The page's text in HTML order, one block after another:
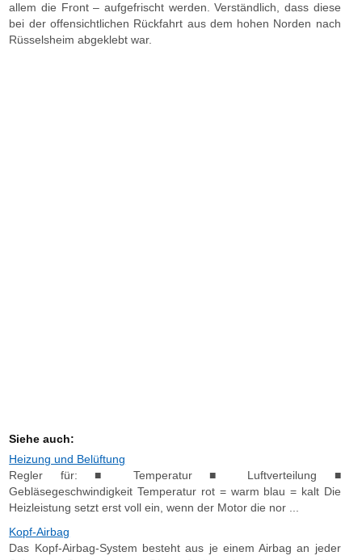
allem die Front – aufgefrischt werden. Verständlich, dass diese
bei der offensichtlichen Rückfahrt aus dem hohen Norden nach
Rüsselsheim abgeklebt war.
Siehe auch:
Heizung und Belüftung
Regler für: ■ Temperatur ■ Luftverteilung ■
Gebläsegeschwindigkeit Temperatur rot = warm blau = kalt Die
Heizleistung setzt erst voll ein, wenn der Motor die nor ...
Kopf-Airbag
Das Kopf-Airbag-System besteht aus je einem Airbag an jeder